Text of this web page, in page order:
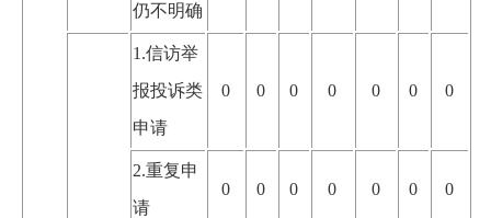
仍不明确
1.信访举
报投诉类
申请
0 0 0 0 0 0 0
2.重复申
请
0 0 0 0 0 0 0